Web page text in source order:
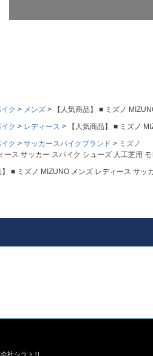
ク メンズ
【人気商品】 ■ ミズノ
ク レディース
【人気商品】 ■ ミズノ
ク サッカースパイクブランド
ミズノ
ース サッカー スパイク シューズ 人工芝用
】 ■ ミズノ MIZUNO メンズ レディース サ
社シラトリ